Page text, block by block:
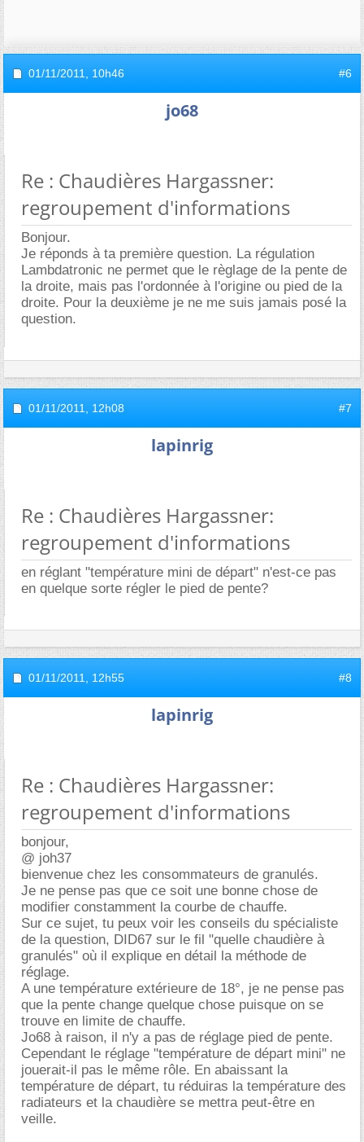
01/11/2011, 10h46 #6
jo68
Re : Chaudières Hargassner:
regroupement d'informations
Bonjour.
Je réponds à ta première question. La régulation
Lambdatronic ne permet que le règlage de la pente de
la droite, mais pas l'ordonnée à l'origine ou pied de la
droite. Pour la deuxième je ne me suis jamais posé la
question.
01/11/2011, 12h08 #7
lapinrig
Re : Chaudières Hargassner:
regroupement d'informations
en réglant "température mini de départ" n'est-ce pas
en quelque sorte régler le pied de pente?
01/11/2011, 12h55 #8
lapinrig
Re : Chaudières Hargassner:
regroupement d'informations
bonjour,
@ joh37
bienvenue chez les consommateurs de granulés.
Je ne pense pas que ce soit une bonne chose de
modifier constamment la courbe de chauffe.
Sur ce sujet, tu peux voir les conseils du spécialiste
de la question, DID67 sur le fil "quelle chaudière à
granulés" où il explique en détail la méthode de
réglage.
A une température extérieure de 18°, je ne pense pas
que la pente change quelque chose puisque on se
trouve en limite de chauffe.
Jo68 à raison, il n'y a pas de réglage pied de pente.
Cependant le réglage "température de départ mini" ne
jouerait-il pas le même rôle. En abaissant la
température de départ, tu réduiras la température des
radiateurs et la chaudière se mettra peut-être en
veille.